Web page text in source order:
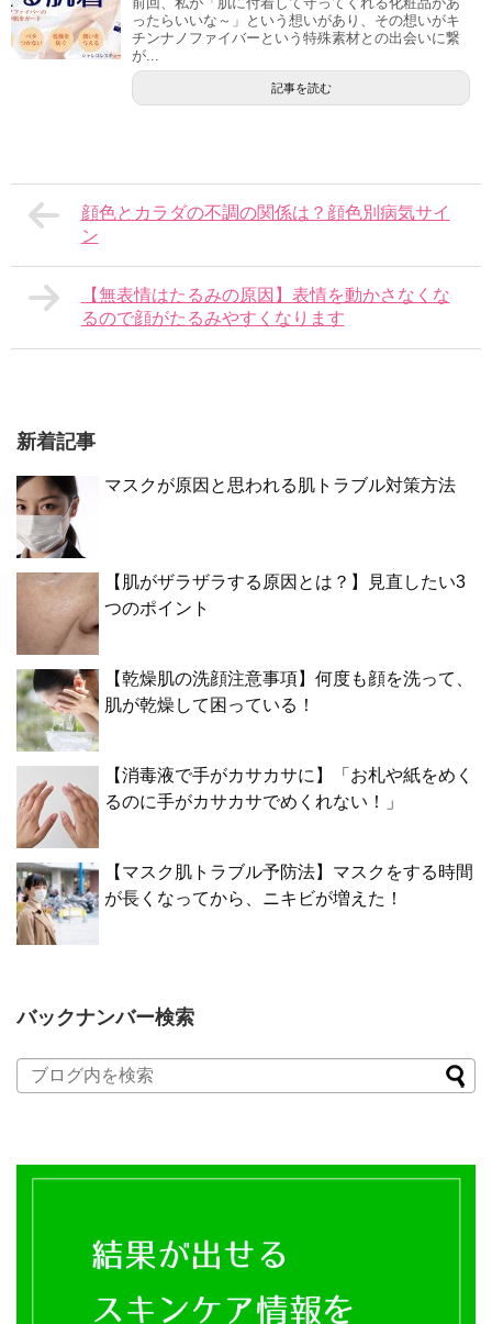
ったらいいな～」という想いがあり、その想いがキ
チンナノファイバーという特殊素材との出会いに繋
が...
記事を読む
顔色とカラダの不調の関係は？顔色別病気サイ
ン
【無表情はたるみの原因】表情を動かさなくな
るので顔がたるみやすくなります
新着記事
マスクが原因と思われる肌トラブル対策方法
【肌がザラザラする原因とは？】見直したい3
つのポイント
【乾燥肌の洗顔注意事項】何度も顔を洗って、
肌が乾燥して困っている！
【消毒液で手がカサカサに】「お札や紙をめく
るのに手がカサカサでめくれない！」
【マスク肌トラブル予防法】マスクをする時間
が長くなってから、ニキビが増えた！
バックナンバー検索